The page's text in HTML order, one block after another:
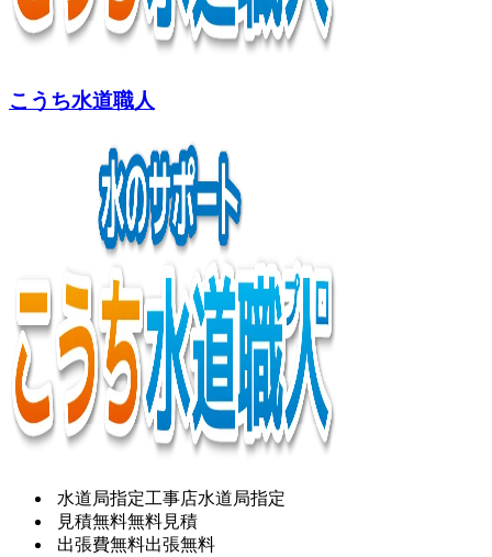
こうち水道職人
水道局指定工事店水道局指定
見積無料無料見積
出張費無料出張無料